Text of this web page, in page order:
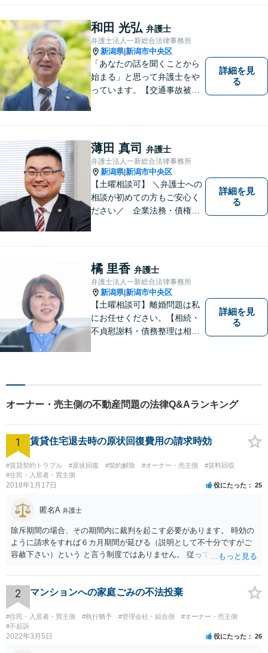
可】あなたのパートナーとし
てお力になります
和田 光弘 弁護士
弁護士法人一新総合法律事務所
新潟県|新潟市中央区
「あなたの話を聞くことから
始まる」と思って弁護士をや
っています。【交通事故被害
く）】【相続・債務整理・労
災・不貞慰謝料は相談料初回
無料】【顧問先企業300社以
上】
詳細を見
る
薄田 真司 弁護士
弁護士法人一新総合法律事務所
新潟県|新潟市中央区
【土曜相談可】 ＼弁護士への
相談が初めての方もご安心く
ださい／ 企業法務・債権回
対応します。【相続・債務整
理・不貞慰謝料は相談料初回
無料】
詳細を見
る
橘 里香 弁護士
弁護士法人一新総合法律事務所
新潟県|新潟市中央区
【土曜相談可】離婚問題は私
にお任せください。【相続・
不貞慰謝料・債務整理は相談
く）】
詳細を見
る
オーナー・売主側の不動産問題の法律Q&Aランキング
1 賃貸住宅退去時の原状回復費用の請求時効
#賃貸契約トラブル #原状回復 #契約解除 #オーナー・売主側
#賃料回収
#住民・入居者・買主側
2018年1月17日 役にたった 25
匿名A 弁護士
除斥期間の場合、その期間内に裁判を起こす必要があります。 時効の
ように請求をすれば６カ月期間が延びる（説明として不十分ですがご
容赦下さい）という と言う制度ではありません。 従って、理論上は１
2 マンションへの家庭ごみの不法投棄
#住民・入居者・買主側 #執行猶予 #管理会社・組合側
#オーナー・売主側
#不起訴
2022年3月5日 役にたった 26